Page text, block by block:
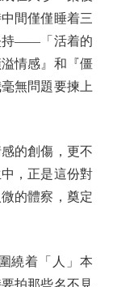
間僅僅睡着三
持——「活着的
情感』和『僵
無問題要揀上
的創傷，更不
，正是這份對
的體察，奠定
繞着「人」本